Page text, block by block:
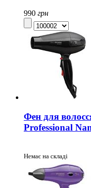
990 грн
Фен для
Professional
Немає на складі